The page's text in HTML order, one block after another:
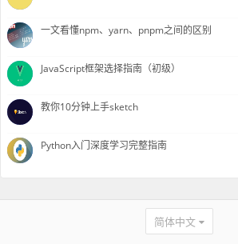
一文看懂npm、yarn、pnpm之间的区别
JavaScript框架选择指南（初级）
教你10分钟上手sketch
Python入门深度学习完整指南
简体中文